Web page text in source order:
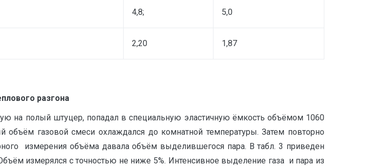
4,8; 5,0
2,20 1,87
разгона
на полый штуцер, попадал в специальную эластичную ёмкость объёмом 1060
газовой смеси охлаждался до комнатной температуры. Затем повторно
измерения объёма давала объём выделившегося пара. В табл. 3 приведен
измерялся с точностью не ниже 5%. Интенсивное выделение газа и пара из